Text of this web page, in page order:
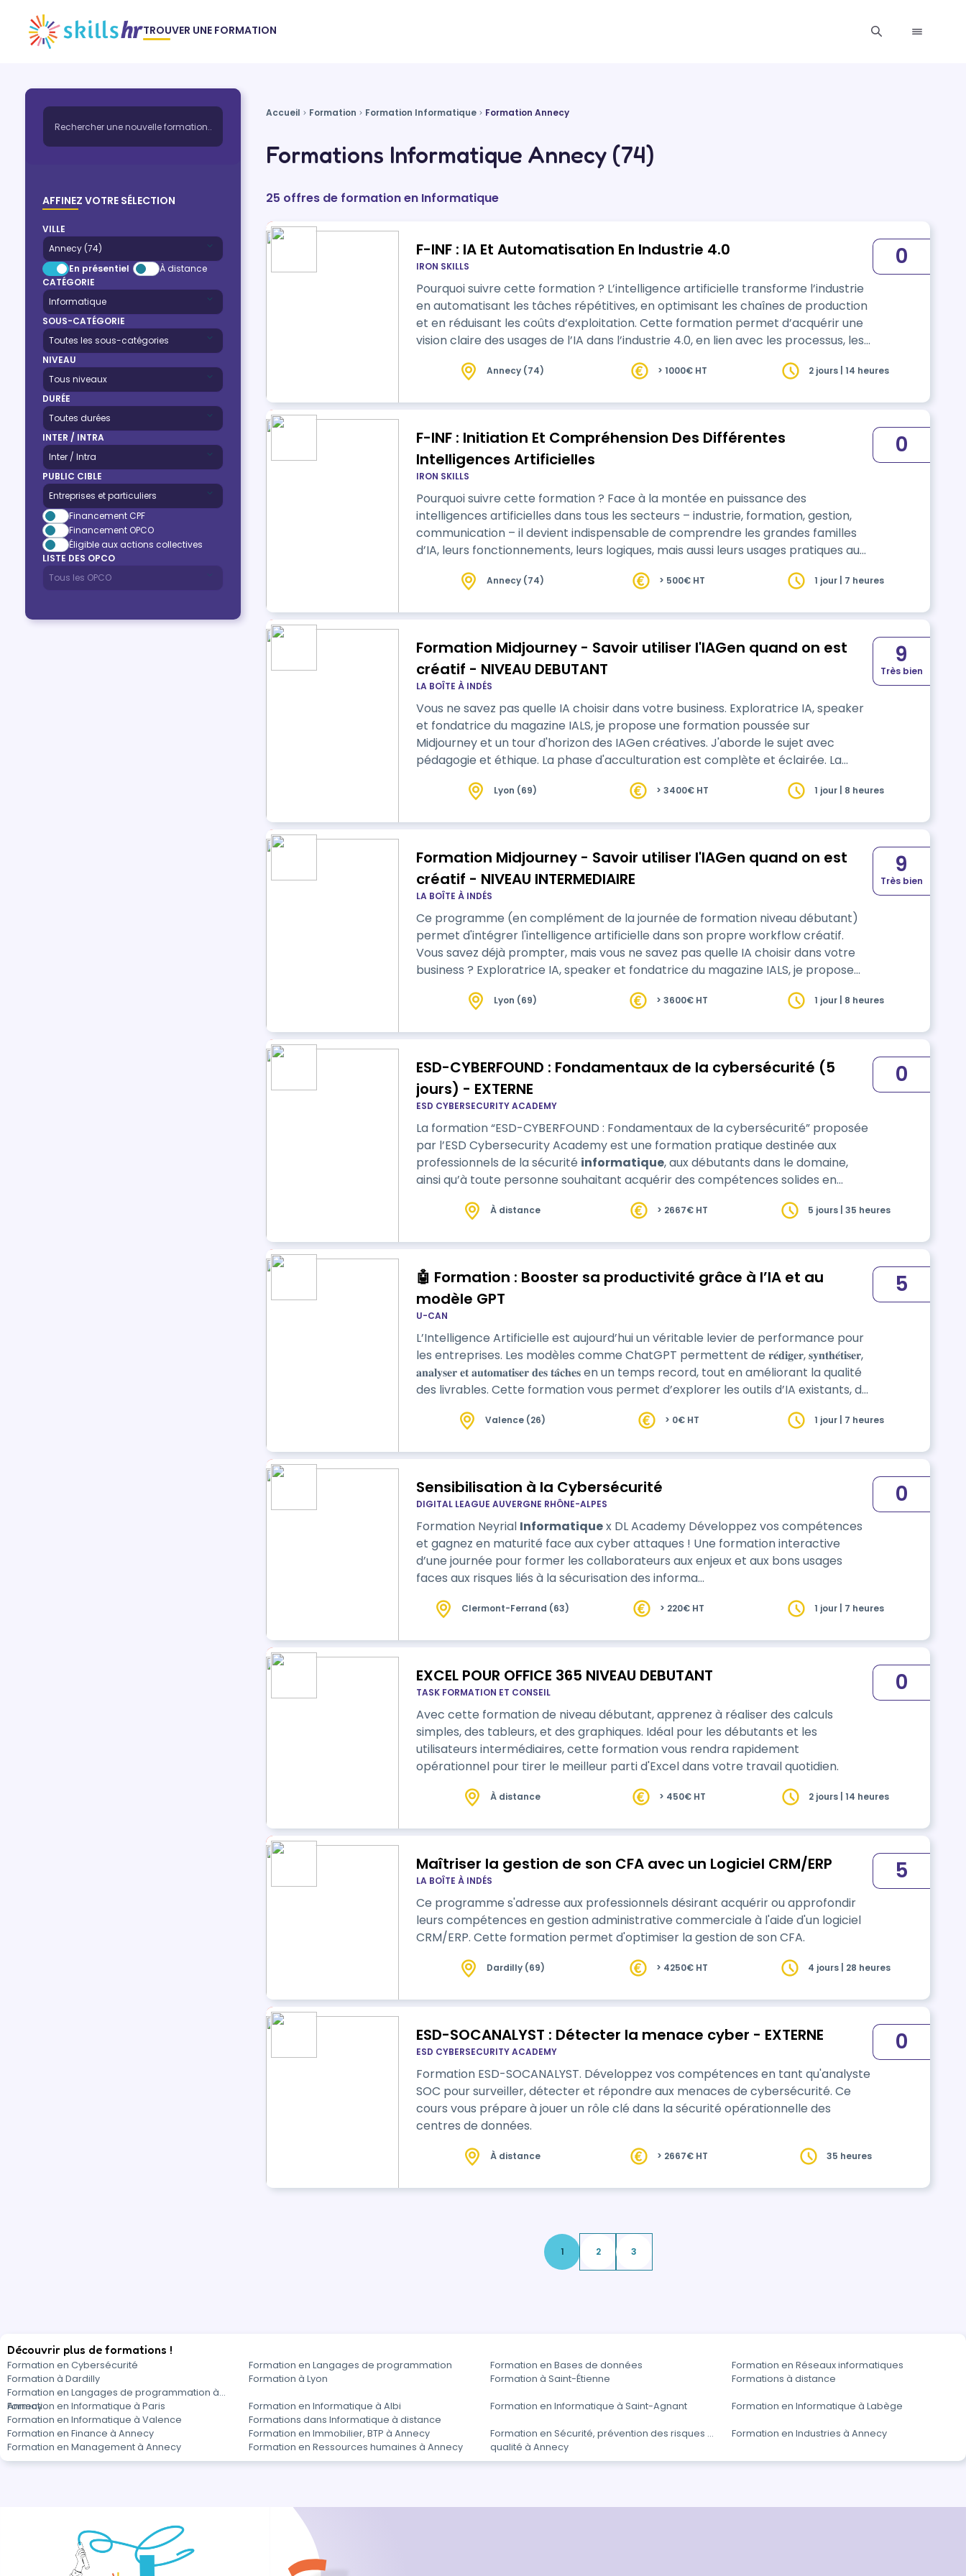
TROUVER UNE FORMATION
AFFINEZ VOTRE SÉLECTION
VILLE
En présentiel
À distance
CATÉGORIE
SOUS-CATÉGORIE
NIVEAU
DURÉE
INTER / INTRA
PUBLIC CIBLE
Financement CPF
Financement OPCO
Éligible aux actions collectives
LISTE DES OPCO
Accueil Formation Formation Informatique Formation Annecy
Formations Informatique Annecy (74)
25 offres de formation en Informatique
F-INF : IA Et Automatisation En Industrie 4.0
IRON SKILLS
Pourquoi suivre cette formation ? L’intelligence artificielle transforme l’industrie
en automatisant les tâches répétitives, en optimisant les chaînes de production
et en réduisant les coûts d’exploitation. Cette formation permet d’acquérir une
vision claire des usages de l’IA dans l’industrie 4.0, en lien avec les processus, les
ajusté en durée et en contenu selon les besoins spécifiques de votre entreprise.
0
Annecy (74) > 1000€ HT 2 jours | 14 heures
F-INF : Initiation Et Compréhension Des Différentes
Intelligences Artificielles
IRON SKILLS
Pourquoi suivre cette formation ? Face à la montée en puissance des
intelligences artificielles dans tous les secteurs – industrie, formation, gestion,
communication – il devient indispensable de comprendre les grandes familles
d’IA, leurs fonctionnements, leurs logiques, mais aussi leurs usages pratiques au
distinguer et utiliser intelligemment les IA actuelles (ChatGPT, Midjourney,
0
Annecy (74) > 500€ HT 1 jour | 7 heures
Formation Midjourney - Savoir utiliser l'IAGen quand on est
créatif - NIVEAU DEBUTANT
LA BOÎTE À INDÉS
Vous ne savez pas quelle IA choisir dans votre business. Exploratrice IA, speaker
et fondatrice du magazine IALS, je propose une formation poussée sur
Midjourney et un tour d'horizon des IAGen créatives. J'aborde le sujet avec
pédagogie et éthique. La phase d'acculturation est complète et éclairée. La
d’avoir Deepl, Linguee ou Google translate à disposition pendant la formation
9
Très bien
Lyon (69) > 3400€ HT 1 jour | 8 heures
Formation Midjourney - Savoir utiliser l'IAGen quand on est
créatif - NIVEAU INTERMEDIAIRE
LA BOÎTE À INDÉS
Ce programme (en complément de la journée de formation niveau débutant)
permet d'intégrer l'intelligence artificielle dans son propre workflow créatif.
Vous savez déjà prompter, mais vous ne savez pas quelle IA choisir dans votre
business ? Exploratrice IA, speaker et fondatrice du magazine IALS, je propose
J'aborde le sujet avec pédagogie et éthique. La phase d'acculturation est
9
Très bien
Lyon (69) > 3600€ HT 1 jour | 8 heures
ESD-CYBERFOUND : Fondamentaux de la cybersécurité (5
jours) - EXTERNE
ESD CYBERSECURITY ACADEMY
La formation “ESD-CYBERFOUND : Fondamentaux de la cybersécurité” proposée
par l’ESD Cybersecurity Academy est une formation pratique destinée aux
professionnels de la sécurité informatique, aux débutants dans le domaine,
ainsi qu’à toute personne souhaitant acquérir des compétences solides en
concepts de base de la cybersécurité, les techniques de prot…
0
À distance > 2667€ HT 5 jours | 35 heures
🤖 Formation : Booster sa productivité grâce à l’IA et au
modèle GPT
U-CAN
L’Intelligence Artificielle est aujourd’hui un véritable levier de performance pour
les entreprises. Les modèles comme ChatGPT permettent de 𝐫𝐞́𝐝𝐢𝐠𝐞𝐫, 𝐬𝐲𝐧𝐭𝐡𝐞́𝐭𝐢𝐬𝐞𝐫,
𝐚𝐧𝐚𝐥𝐲𝐬𝐞𝐫 𝐞𝐭 𝐚𝐮𝐭𝐨𝐦𝐚𝐭𝐢𝐬𝐞𝐫 𝐝𝐞𝐬 𝐭𝐚̂𝐜𝐡𝐞𝐬 en un temps record, tout en améliorant la qualité
des livrables. Cette formation vous permet d’explorer les outils d’IA existants, de
méthodologie de l’« arbre des pensées » pour 𝐬𝐭𝐫𝐮𝐜𝐭𝐮𝐫𝐞𝐫 𝐯𝐨𝐬 𝐢𝐧𝐭𝐞𝐫𝐚𝐜𝐭𝐢𝐨𝐧𝐬 𝐚𝐯𝐞𝐜 𝐥’𝐈𝐀.
5
Valence (26) > 0€ HT 1 jour | 7 heures
Sensibilisation à la Cybersécurité
DIGITAL LEAGUE AUVERGNE RHÔNE-ALPES
Formation Neyrial Informatiquex DL Academy Développez vos compétences
et gagnez en maturité face aux cyber attaques ! Une formation interactive
d’une journée pour former les collaborateurs aux enjeux et aux bons usages
faces aux risques liés à la sécurisation des informa…
0
Clermont-Ferrand (63) > 220€ HT 1 jour | 7 heures
EXCEL POUR OFFICE 365 NIVEAU DEBUTANT
TASK FORMATION ET CONSEIL
Avec cette formation de niveau débutant, apprenez à réaliser des calculs
simples, des tableurs, et des graphiques. Idéal pour les débutants et les
utilisateurs intermédiaires, cette formation vous rendra rapidement
opérationnel pour tirer le meilleur parti d'Excel dans votre travail quotidien.
0
À distance > 450€ HT 2 jours | 14 heures
Maîtriser la gestion de son CFA avec un Logiciel CRM/ERP
LA BOÎTE À INDÉS
Ce programme s'adresse aux professionnels désirant acquérir ou approfondir
leurs compétences en gestion administrative commerciale à l'aide d'un logiciel
CRM/ERP. Cette formation permet d'optimiser la gestion de son CFA.
5
Dardilly (69) > 4250€ HT 4 jours | 28 heures
ESD-SOCANALYST : Détecter la menace​ cyber - EXTERNE
ESD CYBERSECURITY ACADEMY
Formation ESD-SOCANALYST. Développez vos compétences en tant qu'analyste
SOC pour surveiller, détecter et répondre aux menaces de cybersécurité. Ce
cours vous prépare à jouer un rôle clé dans la sécurité opérationnelle des
centres de données.
0
À distance > 2667€ HT 35 heures
1 2 3
Découvrir plus de formations !
Formation en Cybersécurité Formation en Langages de programmation Formation en Bases de données
Formation en Réseaux informatiques
Formation à Dardilly
Formation à Lyon Formation à Saint-Étienne
Formations à distance
Formation en Langages de programmation à
Annecy
Formation en Informatique à Paris Formation en Informatique à Albi Formation en Informatique à Saint-Agnant
Formation en Informatique à Labège
Formation en Informatique à Valence
Formations dans Informatique à distance
Formation en Finance à Annecy
Formation en Immobilier, BTP à Annecy
Formation en Sécurité, prévention des risques et
qualité à Annecy
Formation en Industries à Annecy
Formation en Management à Annecy
Formation en Ressources humaines à Annecy